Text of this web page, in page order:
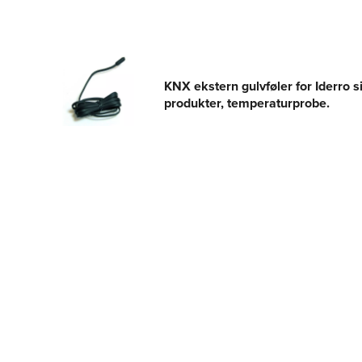
KNX ekstern gulvføler for Iderro
produkter, temperaturprobe.